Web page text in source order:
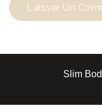
Slim